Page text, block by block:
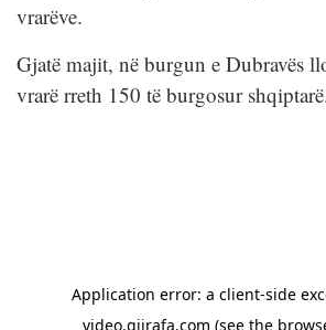
vrarëve.
Gjatë majit, në burgun e Dubravës
vrarë rreth 150 të burgosur